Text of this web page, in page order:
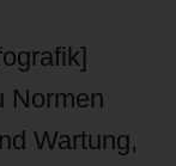
Normen
Wartung,